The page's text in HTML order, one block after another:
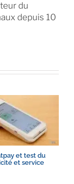
du
depuis 10
et test du
et service